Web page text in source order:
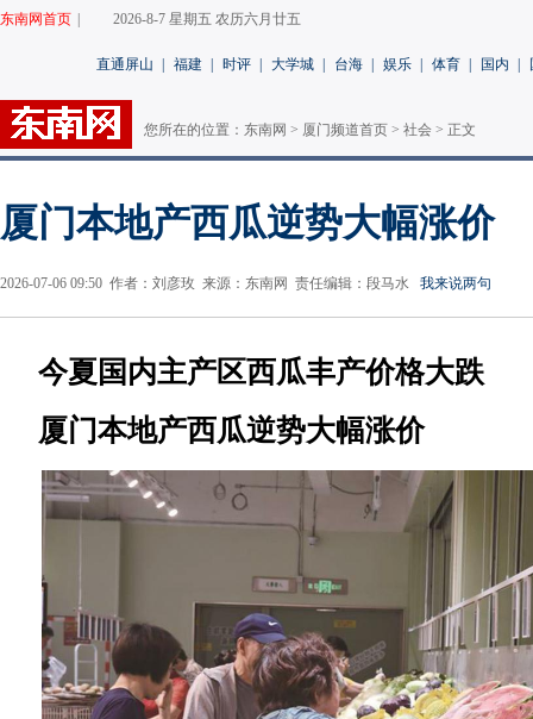
东南网首页 2026-8-7 星期五 农历六月廿五
直通屏山 福建 时评 大学城 台海 娱乐 体育 国内
您所在的位置： 东南网 > 厦门频道首页 > 社会 > 正文
厦门本地产西瓜逆势大幅涨价
2026-07-06 09:50 作者：刘彦玫 来源：东南网 责任编辑：段马水 我来说两句
今夏国内主产区西瓜丰产价格大跌
厦门本地产西瓜逆势大幅涨价